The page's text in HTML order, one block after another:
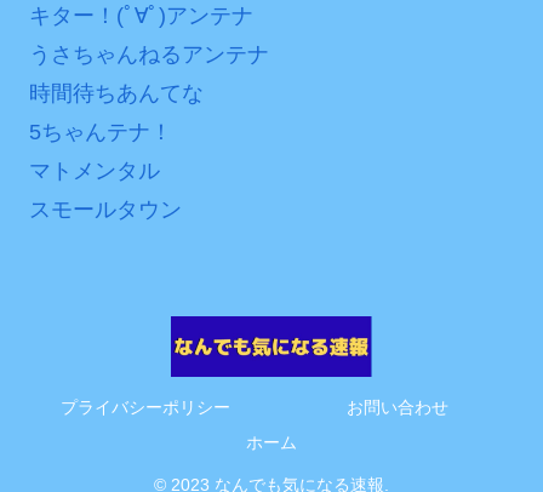
キター！(ﾟ∀ﾟ)アンテナ
うさちゃんねるアンテナ
時間待ちあんてな
5ちゃんテナ！
マトメンタル
スモールタウン
プライバシーポリシー
お問い合わせ
ホーム
© 2023 なんでも気になる速報.